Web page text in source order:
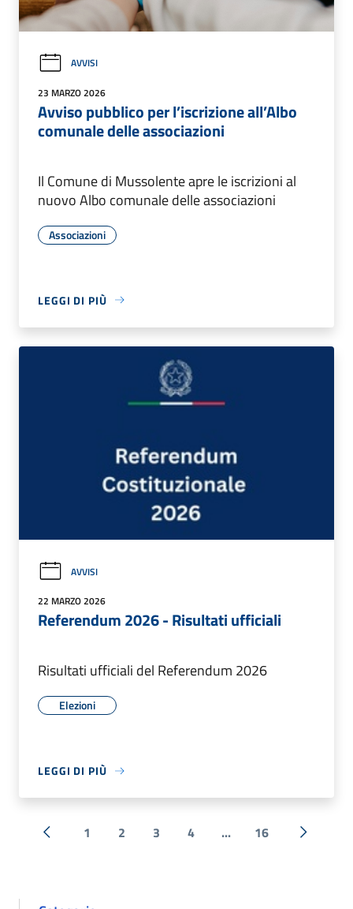
AVVISI
23 MARZO 2026
Avviso pubblico per l’iscrizione all’Albo
comunale delle associazioni
Il Comune di Mussolente apre le iscrizioni al
nuovo Albo comunale delle associazioni
Associazioni
LEGGI DI PIÙ
AVVISI
22 MARZO 2026
Referendum 2026 - Risultati ufficiali
Risultati ufficiali del Referendum 2026
Elezioni
LEGGI DI PIÙ
« Precedente
1 2 3 4 ... 16